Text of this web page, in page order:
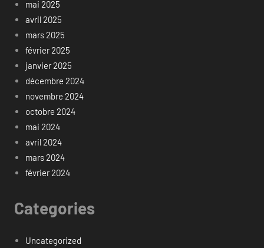
mai 2025
avril 2025
mars 2025
février 2025
janvier 2025
décembre 2024
novembre 2024
octobre 2024
mai 2024
avril 2024
mars 2024
février 2024
Categories
Uncategorized